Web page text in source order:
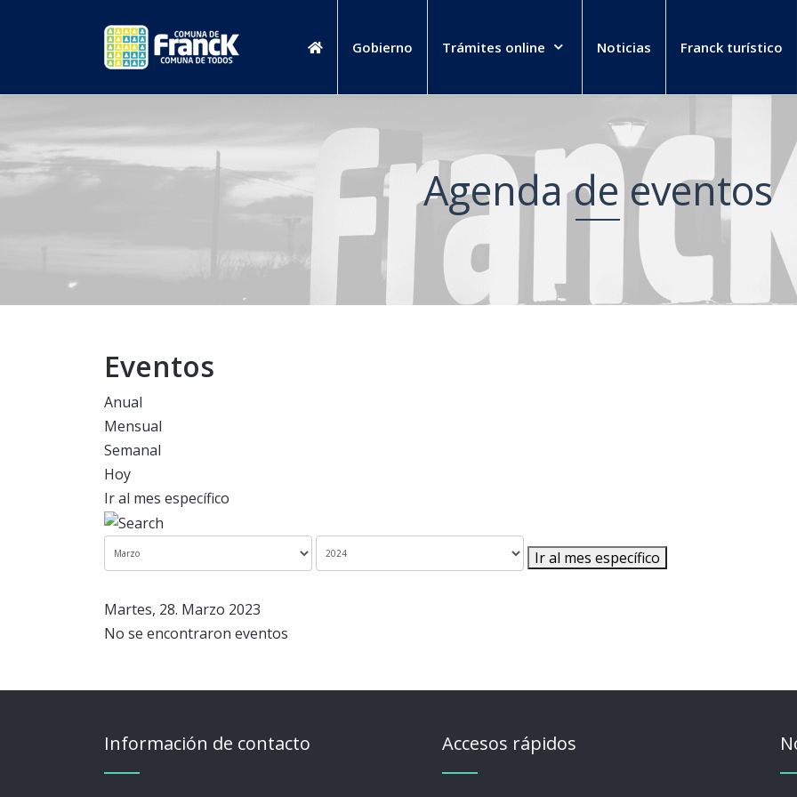
Gobierno Trámites online Noticias Franck turístico
Agenda de eventos
Eventos
Anual
Mensual
Semanal
Hoy
Ir al mes específico
Ir al mes específico
Martes, 28. Marzo 2023
No se encontraron eventos
Información de contacto Accesos rápidos